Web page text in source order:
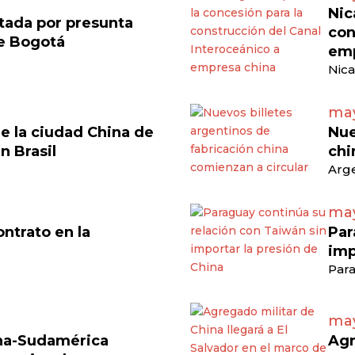
por presunta
Bogotá
la ciudad China de
Brasil
en la
Sudamérica